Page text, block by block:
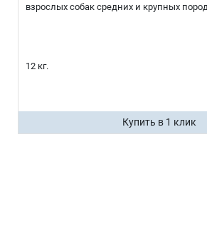
взрослых собак средних и крупных
12 кг.
Купить в 1 клик